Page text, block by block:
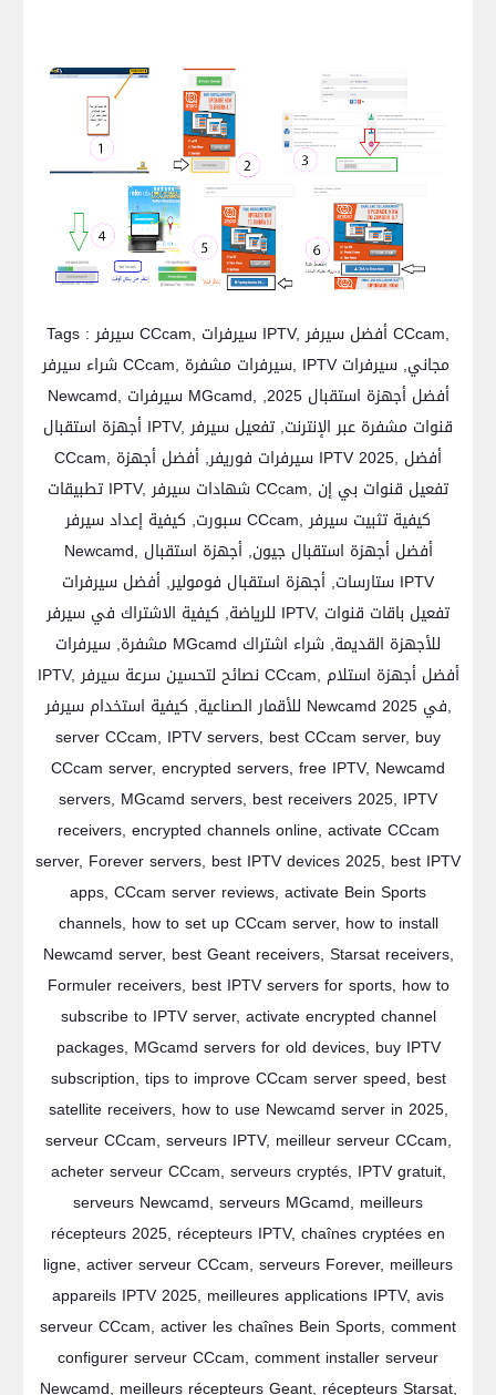
Tags : سيرفر CCcam, سيرفرات IPTV, أفضل سيرفر CCcam,
Newcamd, سيرفرات MGcamd, أفضل أجهزة استقبال 2025,
أجهزة استقبال IPTV, قنوات مشفرة عبر الإنترنت, تفعيل سيرفر
CCcam, سيرفرات فوريفر, أفضل أجهزة IPTV 2025, أفضل
تطبيقات IPTV, شهادات سيرفر CCcam, تفعيل قنوات بي إن
سبورت, كيفية إعداد سيرفر CCcam, كيفية تثبيت سيرفر
Newcamd, أفضل أجهزة استقبال جيون, أجهزة استقبال
ستارسات, أجهزة استقبال فومولير, أفضل سيرفرات IPTV
للرياضة, كيفية الاشتراك في سيرفر IPTV, تفعيل باقات قنوات
مشفرة, سيرفرات MGcamd للأجهزة القديمة, شراء اشتراك
IPTV, نصائح لتحسين سرعة سيرفر CCcam, أفضل أجهزة استلام
للأقمار الصناعية, كيفية استخدام سيرفر Newcamd في 2025,
server CCcam, IPTV servers, best CCcam server, buy
CCcam server, encrypted servers, free IPTV, Newcamd
servers, MGcamd servers, best receivers 2025, IPTV
receivers, encrypted channels online, activate CCcam
server, Forever servers, best IPTV devices 2025, best IPTV
apps, CCcam server reviews, activate Bein Sports
channels, how to set up CCcam server, how to install
Newcamd server, best Geant receivers, Starsat receivers,
Formuler receivers, best IPTV servers for sports, how to
subscribe to IPTV server, activate encrypted channel
packages, MGcamd servers for old devices, buy IPTV
subscription, tips to improve CCcam server speed, best
satellite receivers, how to use Newcamd server in 2025,
serveur CCcam, serveurs IPTV, meilleur serveur CCcam,
acheter serveur CCcam, serveurs cryptés, IPTV gratuit,
serveurs Newcamd, serveurs MGcamd, meilleurs
récepteurs 2025, récepteurs IPTV, chaînes cryptées en
ligne, activer serveur CCcam, serveurs Forever, meilleurs
appareils IPTV 2025, meilleures applications IPTV, avis
serveur CCcam, activer les chaînes Bein Sports, comment
configurer serveur CCcam, comment installer serveur
Newcamd, meilleurs récepteurs Geant, récepteurs Starsat,